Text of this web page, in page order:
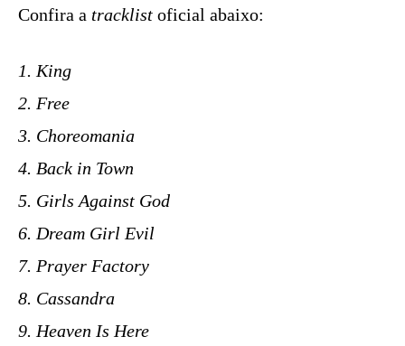
Confira a tracklist oficial abaixo:
1. King
2. Free
3. Choreomania
4. Back in Town
5. Girls Against God
6. Dream Girl Evil
7. Prayer Factory
8. Cassandra
9. Heaven Is Here